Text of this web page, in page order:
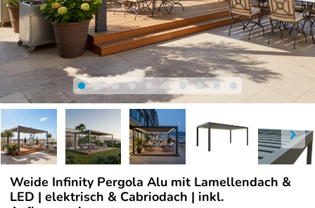
Weide Infinity Pergola Alu mit Lamellendach &
LED | elektrisch & Cabriodach | inkl.